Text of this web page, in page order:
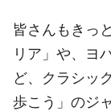
皆さんもきっ
リア」や、ヨ
ど、クラシッ
歩こう」のジ